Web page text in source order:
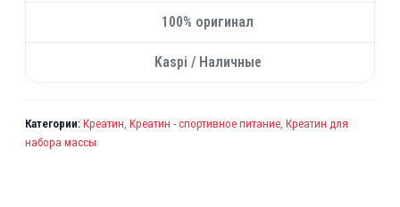
100% оригинал
Kaspi / Наличные
Категории: Креатин, Креатин - спортивное питание, Креатин для
набора массы